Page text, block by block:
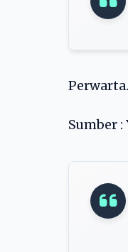
Sumber